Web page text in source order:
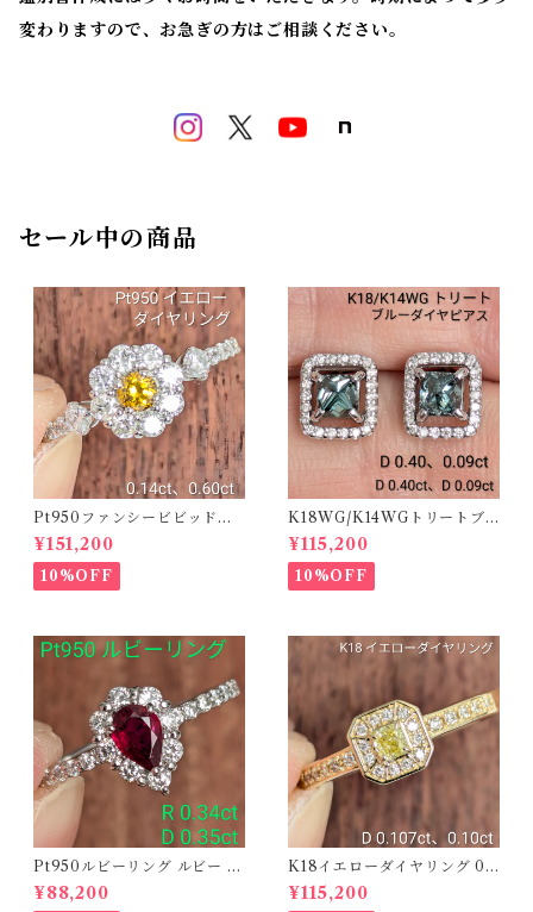
変わりますので、お急ぎの方はご相談ください。
セール中の商品
Pt950ファンシービビッドオ
レンジィイエローダイヤリン
グ D 0.144ct D 0.60ct【PR
O208782】
¥151,200
10%OFF
K18WG/K14WGトリートブ
ルーダイヤピアス 【PRO20
8939】
¥115,200
10%OFF
Pt950ルビーリング ルビー 0.
34ct ダイヤモンド 0.35ct【P
RO206885】
¥88,200
K18イエローダイヤリング 0.1
07ct D 0.10ct【PRO20878
1】
¥115,200